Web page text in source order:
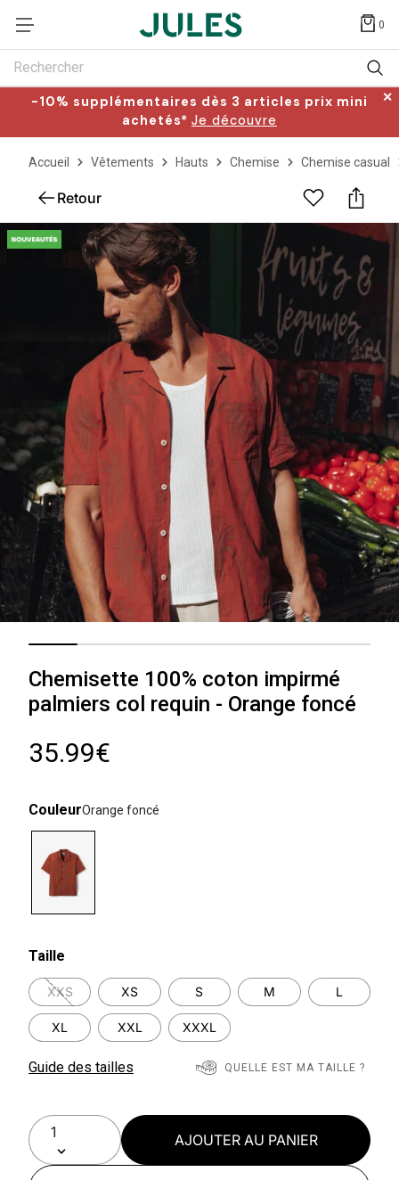
0
Rechercher
-10% supplémentaires dès 3 articles prix mini
achetés* Je découvre
✕
Accueil Vêtements Hauts Chemise Chemise casual
Retour
Chemisette 100% coton impirmé
palmiers col requin - Orange foncé
35.99€
CouleurOrange foncé
Taille
XXS XS S M L
XL XXL XXXL
Guide des tailles QUELLE EST MA TAILLE ?
AJOUTER AU PANIER